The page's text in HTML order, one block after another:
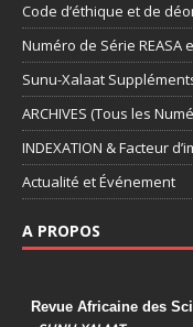
Code d’éthique et de
Numéro de Série REASA
Sunu-Xalaat
ARCHIVES (Tous les
INDEXATION & Facteur
Actualité et Événement
A PROPOS
Revue Africaine des